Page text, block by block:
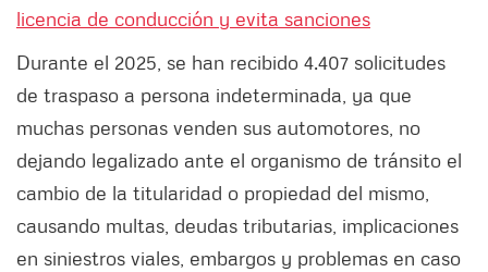
licencia de conducción y evita sanciones
Durante el 2025, se han recibido 4.407 solicitudes
de traspaso a persona indeterminada, ya que
muchas personas venden sus automotores, no
dejando legalizado ante el organismo de tránsito el
cambio de la titularidad o propiedad del mismo,
causando multas, deudas tributarias, implicaciones
en siniestros viales, embargos y problemas en caso